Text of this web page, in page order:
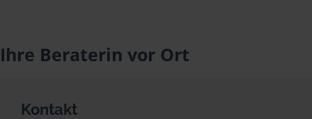
Ihre Beraterin vor Ort
Kontakt